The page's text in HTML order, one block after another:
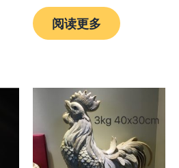
评
分
0
&sol;
阅读更多